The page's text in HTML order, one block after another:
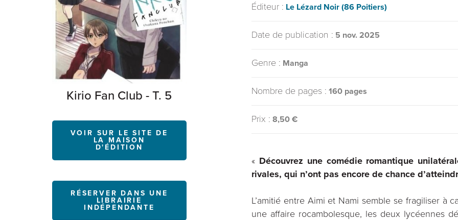
Kirio Fan Club - T. 5
VOIR SUR LE SITE DE
LA MAISON
D'ÉDITION
RÉSERVER DANS UNE
LIBRAIRIE
INDÉPENDANTE
Éditeur : Le Lézard Noir (86 Poitiers)
Date de publication : 5 nov. 2025
Genre : Manga
Nombre de pages : 160 pages
Prix : 8,50 €
« Découvrez une comédie romantique
rivales, qui n’ont pas encore de chance
L’amitié entre Aimi et Nami semble se fragiliser à
une affaire rocambolesque, les deux lycéennes